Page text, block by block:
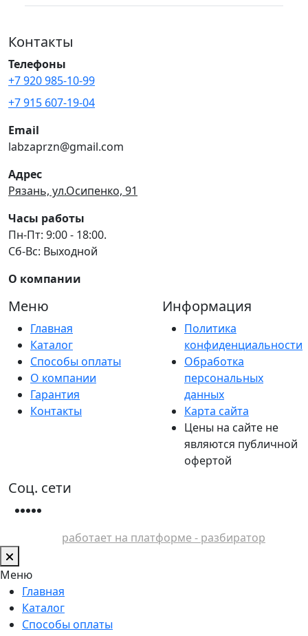
Контакты
Телефоны
+7 920 985-10-99
+7 915 607-19-04
Email
labzaprzn@gmail.com
Адрес
Рязань, ул.Осипенко, 91
Часы работы
Пн-Пт: 9:00 - 18:00.
Сб-Вс: Выходной
О компании
Меню
Главная
Каталог
Способы оплаты
О компании
Гарантия
Контакты
Информация
Политика
конфиденциальности
Обработка
персональных
данных
Карта сайта
Цены на сайте не
являются публичной
офертой
Соц. сети
работает на платформе - разбиратор
Меню
Главная
Каталог
Способы оплаты